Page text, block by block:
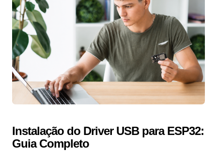
Instalação do Driver USB para ESP32:
Guia Completo